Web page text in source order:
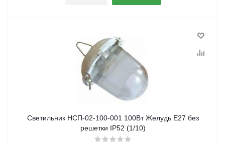
Светильник НСП-02-100-001 100Вт Желудь Е27 без
решетки IP52 (1/10)